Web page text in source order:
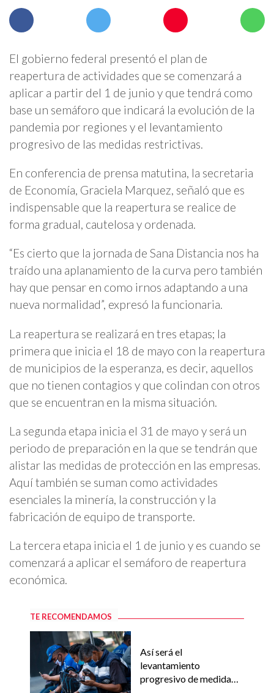
El gobierno federal presentó el plan de
reapertura de actividades que se comenzará a
aplicar a partir del 1 de junio y que tendrá como
base un semáforo que indicará la evolución de la
pandemia por regiones y el levantamiento
progresivo de las medidas restrictivas.
En conferencia de prensa matutina, la secretaria
de Economía, Graciela Marquez, señaló que es
indispensable que la reapertura se realice de
forma gradual, cautelosa y ordenada.
“Es cierto que la jornada de Sana Distancia nos ha
traído una aplanamiento de la curva pero también
hay que pensar en como irnos adaptando a una
nueva normalidad”, expresó la funcionaria.
La reapertura se realizará en tres etapas; la
primera que inicia el 18 de mayo con la reapertura
de municipios de la esperanza, es decir, aquellos
que no tienen contagios y que colindan con otros
que se encuentran en la misma situación.
La segunda etapa inicia el 31 de mayo y será un
periodo de preparación en la que se tendrán que
alistar las medidas de protección en las empresas.
Aquí también se suman como actividades
esenciales la minería, la construcción y la
fabricación de equipo de transporte.
La tercera etapa inicia el 1 de junio y es cuando se
comenzará a aplicar el semáforo de reapertura
económica.
TE RECOMENDAMOS
Así será el
levantamiento
progresivo de medidas